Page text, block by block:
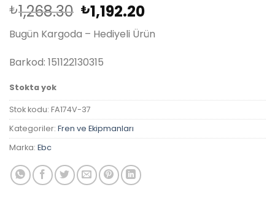
₺1,268.30 Orijinal
fiyat:
₺1,268.30.
₺1,192.20Şu
andaki
fiyat:
Bugün Kargoda – Hediyeli Ürün
Barkod: 151122130315
Stokta yok
Stok kodu: FA174V-37
Kategoriler: Fren ve Ekipmanları
Marka: Ebc